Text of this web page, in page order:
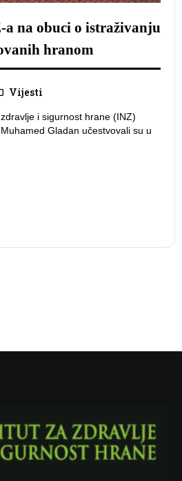
na obuci o istraživanju
hranom
Vijesti
i sigurnost hrane (INZ)
Gladan učestvovali su u